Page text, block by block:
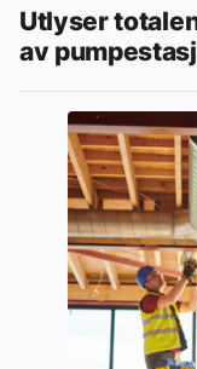
Utlyser
av